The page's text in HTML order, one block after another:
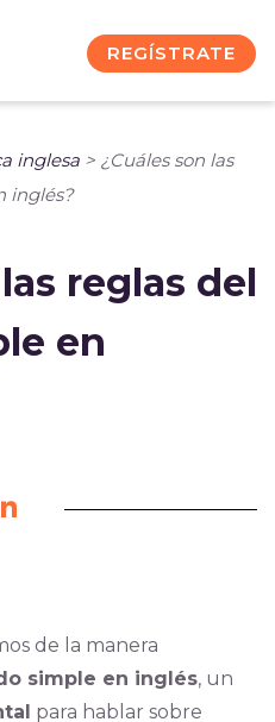
REGÍSTRATE
inglesa > ¿Cuáles son las
inglés?
reglas del
en
LinkedIn
de la manera
simple en inglés, un
para hablar sobre